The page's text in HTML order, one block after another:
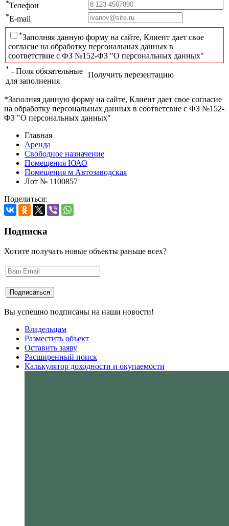
*Телефон
*E-mail
*Заполняя данную форму на сайте, Клиент дает свое
согласие на обработку персональных данных в
соответствие с ФЗ №152-ФЗ "О персональных данных"
* - Поля обязательные
для заполнения
Получить перезентацию
*Заполняя данную форму на сайте, Клиент дает свое согласие
на обработку персональных данных в соответсвие с ФЗ №152-
ФЗ "О персональных данных"
Главная
Аренда
Свободное назначение
Помещения ЮАО
Помещения м Автозаводская
Лот № 1100857
Поделиться:
Подписка
Хотите получать новые объекты раньше всех?
Вы успешно подписаны на наши новости!
Владельцам
Разместить объект
Оставить заяву
Расширенный поиск
Калькулятор доходности и окупаемости